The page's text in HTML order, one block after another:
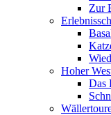
Zur
Hoher
Das